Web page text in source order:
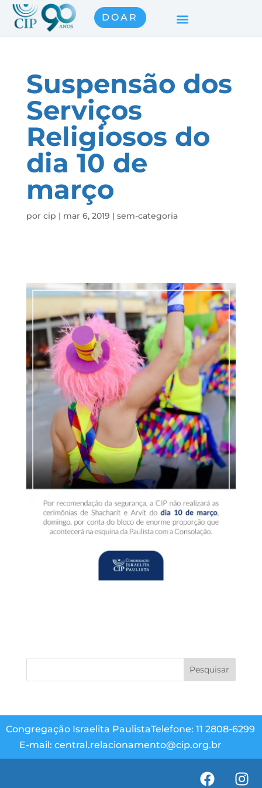
DOAR
Suspensão dos
Serviços
Religiosos do
dia 10 de
março
por cip | mar 6, 2019 | sem-categoria
Congregação Israelita PaulistaTelefone: 11 2808-6299
E-mail: central.relacionamento@cip.org.br